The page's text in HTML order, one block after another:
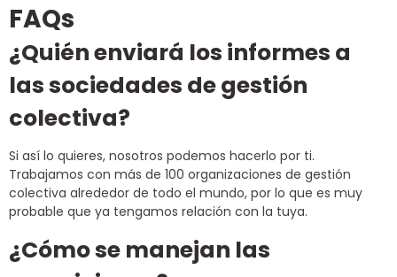
FAQs
¿Quién enviará los informes a
las sociedades de gestión
colectiva?
Si así lo quieres, nosotros podemos hacerlo por ti.
Trabajamos con más de 100 organizaciones de gestión
colectiva alrededor de todo el mundo, por lo que es muy
probable que ya tengamos relación con la tuya.
¿Cómo se manejan las